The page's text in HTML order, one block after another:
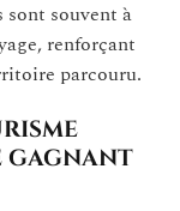
sont souvent à
renforçant
parcouru.
gagnant